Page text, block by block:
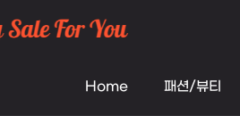
Home 패션/뷰티